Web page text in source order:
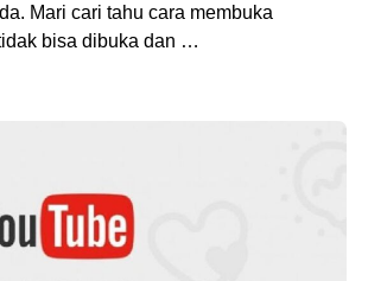
Mari cari tahu cara membuka
bisa dibuka dan …